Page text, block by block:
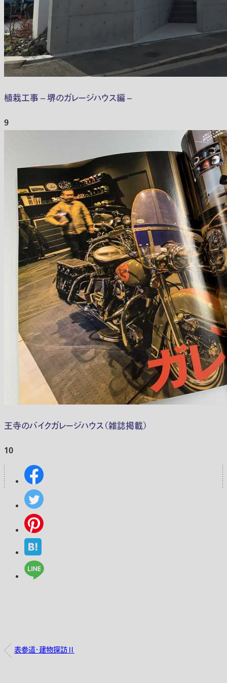
植栽工事 – 堺のガレージハウス編 –
9
王寺のバイクガレージハウス（雑誌掲載）
10
表参道・建物探訪Ⅱ